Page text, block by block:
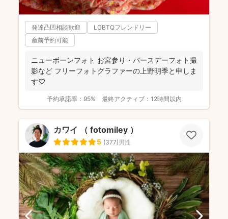
発達凸凹相談歓迎
LGBTQフレンドリー
産前予約可能
ニューボーンフォト お宮参り・バースデーフォト撮
影など フリーフォトグラファーの上野明季と申しま
す♡
予約承諾率： 95% 最終アクティブ： 12時間以内
カワイ （ fotomiley ）
5 (377)男性